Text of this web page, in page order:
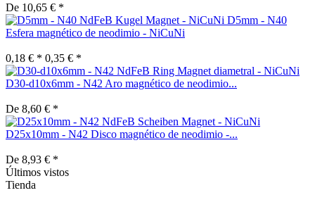
De 10,65 € *
D5mm - N40
Esfera magnético de neodimio - NiCuNi
0,18 € * 0,35 € *
D30-d10x6mm - N42 Aro magnético de neodimio...
De 8,60 € *
D25x10mm - N42 Disco magnético de neodimio -...
De 8,93 € *
Últimos vistos
Tienda